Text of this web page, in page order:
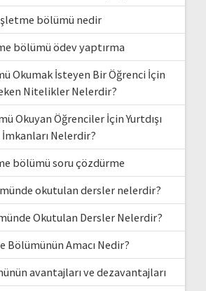
bölümü nedir
bölümü ödev yaptırma
Okumak İsteyen Bir Öğrenci İçin
Nitelikler Nelerdir?
Okuyan Öğrenciler İçin Yurtdışı
İmkanları Nelerdir?
bölümü soru çözdürme
okutulan dersler nelerdir?
Okutulan Dersler Nelerdir?
Bölümünün Amacı Nedir?
avantajları ve dezavantajları